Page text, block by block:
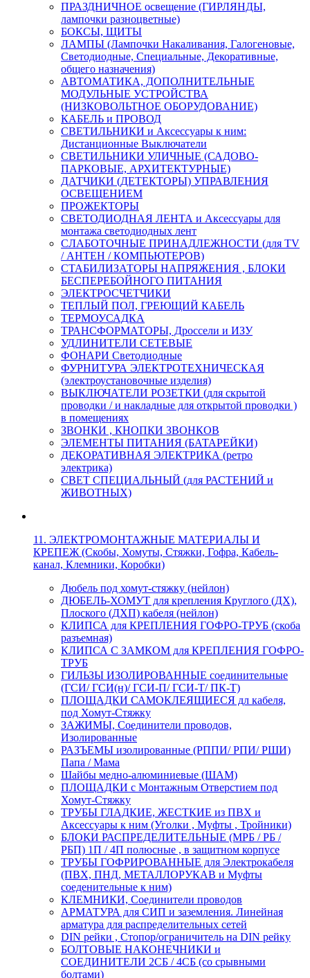
ПРАЗДНИЧНОЕ освещение (ГИРЛЯНДЫ,
лампочки разноцветные)
БОКСЫ, ЩИТЫ
ЛАМПЫ (Лампочки Накаливания, Галогеновые,
Светодиодные, Специальные, Декоративные,
общего назначения)
АВТОМАТИКА, ДОПОЛНИТЕЛЬНЫЕ
МОДУЛЬНЫЕ УСТРОЙСТВА
(НИЗКОВОЛЬТНОЕ ОБОРУДОВАНИЕ)
КАБЕЛЬ и ПРОВОД
СВЕТИЛЬНИКИ и Аксессуары к ним:
Дистанционные Выключатели
СВЕТИЛЬНИКИ УЛИЧНЫЕ (САДОВО-
ПАРКОВЫЕ, АРХИТЕКТУРНЫЕ)
ДАТЧИКИ (ДЕТЕКТОРЫ) УПРАВЛЕНИЯ
ОСВЕЩЕНИЕМ
ПРОЖЕКТОРЫ
СВЕТОДИОДНАЯ ЛЕНТА и Аксессуары для
монтажа светодиодных лент
СЛАБОТОЧНЫЕ ПРИНАДЛЕЖНОСТИ (для TV
/ АНТЕН / КОМПЬЮТЕРОВ)
СТАБИЛИЗАТОРЫ НАПРЯЖЕНИЯ , БЛОКИ
БЕСПЕРЕБОЙНОГО ПИТАНИЯ
ЭЛЕКТРОСЧЕТЧИКИ
ТЕПЛЫЙ ПОЛ, ГРЕЮЩИЙ КАБЕЛЬ
ТЕРМОУСАДКА
ТРАНСФОРМАТОРЫ, Дроссели и ИЗУ
УДЛИНИТЕЛИ СЕТЕВЫЕ
ФОНАРИ Светодиодные
ФУРНИТУРА ЭЛЕКТРОТЕХНИЧЕСКАЯ
(электроустановочные изделия)
ВЫКЛЮЧАТЕЛИ РОЗЕТКИ (для скрытой
проводки / и накладные для открытой проводки )
в помещениях
ЗВОНКИ , КНОПКИ ЗВОНКОВ
ЭЛЕМЕНТЫ ПИТАНИЯ (БАТАРЕЙКИ)
ДЕКОРАТИВНАЯ ЭЛЕКТРИКА (ретро
электрика)
СВЕТ СПЕЦИАЛЬНЫЙ (для РАСТЕНИЙ и
ЖИВОТНЫХ)
11. ЭЛЕКТРОМОНТАЖНЫЕ МАТЕРИАЛЫ И
КРЕПЕЖ (Скобы, Хомуты, Стяжки, Гофра, Кабель-
канал, Клемники, Коробки)
Дюбель под хомут-стяжку (нейлон)
ДЮБЕЛЬ-ХОМУТ для крепления Круглого (ДХ),
Плоского (ДХП) кабеля (нейлон)
КЛИПСА для КРЕПЛЕНИЯ ГОФРО-ТРУБ (скоба
разъемная)
КЛИПСА С ЗАМКОМ для КРЕПЛЕНИЯ ГОФРО-
ТРУБ
ГИЛЬЗЫ ИЗОЛИРОВАННЫЕ соединительные
(ГСИ/ ГСИ(н)/ ГСИ-П/ ГСИ-Т/ ПК-Т)
ПЛОЩАДКИ САМОКЛЕЯЩИЕСЯ дл кабеля,
под Хомут-Стяжку
ЗАЖИМЫ, Соединители проводов,
Изолированные
РАЗЪЕМЫ изолированные (РППИ/ РПИ/ РШИ)
Папа / Мама
Шайбы медно-алюминиевые (ШАМ)
ПЛОЩАДКИ с Монтажным Отверстием под
Хомут-Стяжку
ТРУБЫ ГЛАДКИЕ, ЖЕСТКИЕ из ПВХ и
Аксессуары к ним (Уголки , Муфты , Тройники)
БЛОКИ РАСПРЕДЕЛИТЕЛЬНЫЕ (МРБ / РБ /
РБП) 1П / 4П полюсные , в защитном корпусе
ТРУБЫ ГОФРИРОВАННЫЕ для Электрокабеля
(ПВХ, ПНД, МЕТАЛЛОРУКАВ и Муфты
соеденительные к ним)
КЛЕМНИКИ, Соединители проводов
АРМАТУРА для СИП и заземления. Линейная
арматура для распределительных сетей
DIN рейки , Стопор/ограничитель на DIN рейку
БОЛТОВЫЕ НАКОНЕЧНИКИ и
СОЕДИНИТЕЛИ 2СБ / 4СБ (со срывными
болтами)